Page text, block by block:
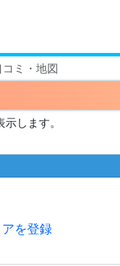
ミ・地図
します。
を登録